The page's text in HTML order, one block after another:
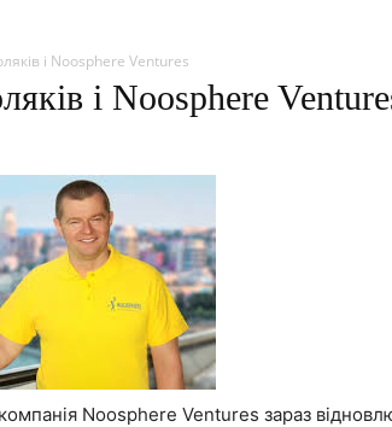
і Noosphere Ventures
і Noosphere
Noosphere Ventures зараз